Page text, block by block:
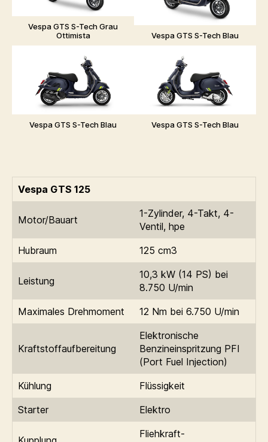
Vespa GTS S-Tech Grau
Ottimista
Vespa GTS S-Tech Blau
Vespa GTS S-Tech Blau Vespa GTS S-Tech Blau
Vespa GTS 125
Motor/Bauart
1-Zylinder, 4-Takt, 4-
Ventil, hpe
Hubraum
125 cm3
Leistung
10,3 kW (14 PS) bei
8.750 U/min
Maximales Drehmoment
12 Nm bei 6.750 U/min
Kraftstoffaufbereitung
Elektronische
Benzineinspritzung PFI
(Port Fuel Injection)
Kühlung
Flüssigkeit
Starter
Elektro
Fliehkraft-